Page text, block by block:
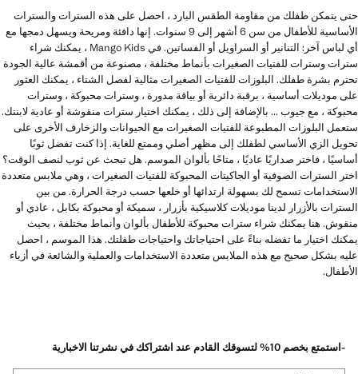
حتى يتمكن طفلك من مقاومة الطقس البارد ، احصل على هذه السترات والسترات
الأساسية للأطفال من سن 6 أشهر إلى 9 سنوات. إنها دافئة ومريحة ويسهل دمجها مع
أي لباس آخر: التنانير أو السراويل أو الفساتين. في Mango Kids ، يمكنك شراء
سترات وسترات للفتيات الصغيرات بأنماط مختلفة ، مصنوعة من أقمشة عالية الجودة
تحترم بشرة طفلك. البلوزات للفتيات الصغيرات مثالية لفصل الشتاء ، يمكنك العثور
على موديلات أساسية ، برقبة دائرية أو بياقة مدورة ، وسترات محبوكة ، وسترات
محبوكة ، مع جيوب ... بالإضافة إلى ذلك ، يمكنك اختيار سترات منقوشة أو عادية لابنتك.
ستعمل البلوزات المطبوعة للفتيات الصغيرات مع الحيوانات والزخارف الأخرى على
تحويل الزي الأساسي لطفلك إلى مظهر أصلي وممتع للغاية. إذا كنت تفضل ثوبًا
أساسيًا ، فاختر صداريًا عاديًا ، متاحًا بألوان الموسم. هل تبحث عن ثوب لنصف الوقت؟
اختر السترات الصوفية أو الجاكيتات المحبوكة للفتيات الصغيرات ، وهي ملابس متعددة
الاستخدامات تسمح لك بسهولة ارتدائها أو خلعها حسب درجة الحرارة. من بين
السترات بالأزرار لدينا موديلات كلاسيكية بأزرار ، سميكة أو محبوكة بكابل ، عادي أو
منقوش. هنا يمكنك شراء سترات محبوكة للأطفال بألوان وأنماط مختلفة ، بحيث
يمكنك اختيار ما تفضله بناءً على احتياجاتك واحتياجات طفلتك. هذا الموسم ، احصل
عليه بشكل صحيح مع هذه الملابس متعددة الاستخدامات والعملية والشائعة في أزياء
الأطفال.
-استمتع بخصم 10% لتسوقك القادم عند اشتراكك في نشرتنا الاخبارية